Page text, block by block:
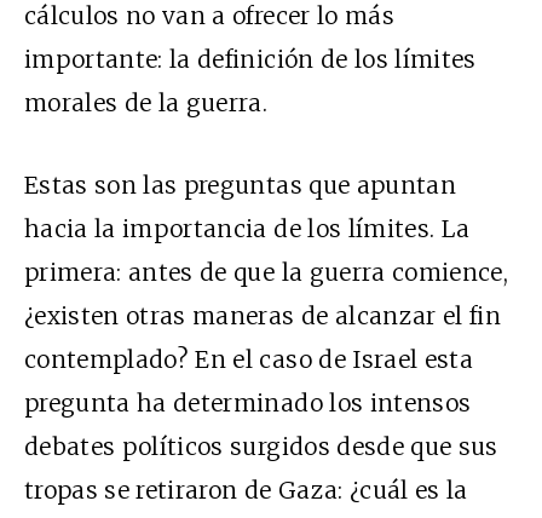
cálculos no van a ofrecer lo más
importante: la definición de los límites
morales de la guerra.
Estas son las preguntas que apuntan
hacia la importancia de los límites. La
primera: antes de que la guerra comience,
¿existen otras maneras de alcanzar el fin
contemplado? En el caso de Israel esta
pregunta ha determinado los intensos
debates políticos surgidos desde que sus
tropas se retiraron de Gaza: ¿cuál es la